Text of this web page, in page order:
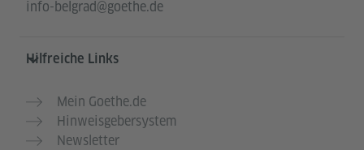
info-belgrad@goethe.de
Hilfreiche Links
Mein Goethe.de
Hinweisgebersystem
Newsletter